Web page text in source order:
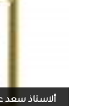
ألاستاذ سعد